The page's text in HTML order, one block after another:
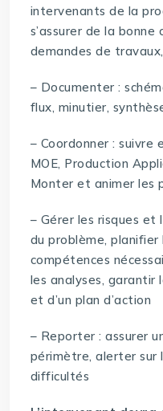
intervenants de la
s’assurer de la bonne
demandes de
– Documenter :
flux, minutier,
– Coordonner : suivre
MOE, Production
Monter et animer les
– Gérer les risques et
du problème, planifier
compétences
les analyses, garantir
et d’un plan d’action
– Reporter : assurer
périmètre, alerter sur
difficultés